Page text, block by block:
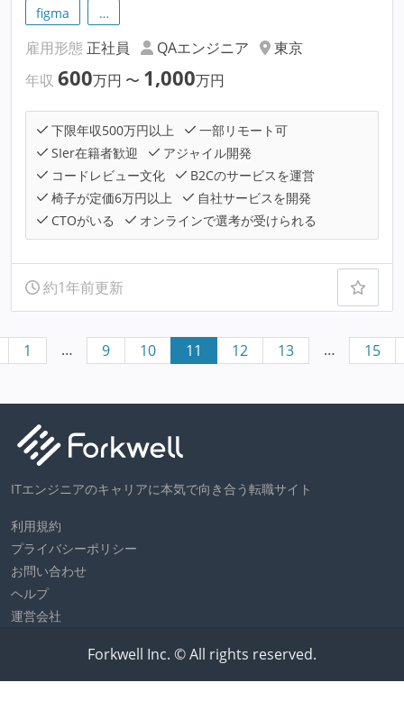
figma
…
雇用形態 正社員 QAエンジニア
東京
年収 600万円 〜 1,000万円
下限年収500万円以上
一部リモート可
SIer在籍者歓迎
アジャイル開発
コードレビュー文化
B2Cのサービスを運営
椅子が定価6万円以上
自社サービスを開発
CTOがいる
オンラインで選考が受けられる
約1年前更新
1 … 9 10 11 12 13 … 15
ITエンジニアのキャリアに本気で向き合う転職サイト
利用規約
プライバシーポリシー
お問い合わせ
ヘルプ
運営会社
Forkwell Inc. © All rights reserved.